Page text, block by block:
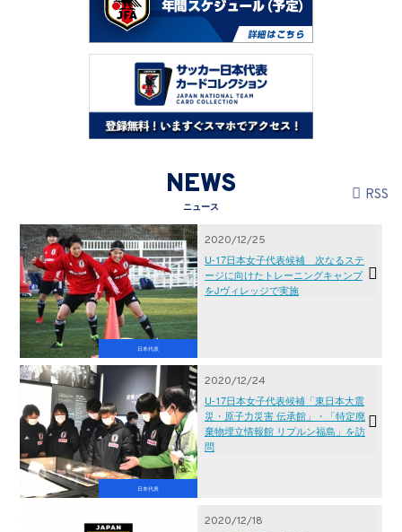
NEWS
ニュース
RSS
日本代表
2020/12/25
U-17日本女子代表候補 次なるステ
ージに向けたトレーニングキャンプ
をJヴィレッジで実施
日本代表
2020/12/24
U-17日本女子代表候補「東日本大震
災・原子力災害 伝承館」・「特定廃
棄物埋立情報館 リプルン福島」を訪
問
2020/12/18